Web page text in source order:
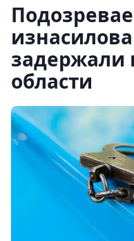
задержали
области